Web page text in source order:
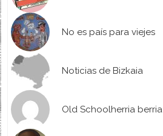
No es país para viejes
Noticias de Bizkaia
Old Schoolherria berria